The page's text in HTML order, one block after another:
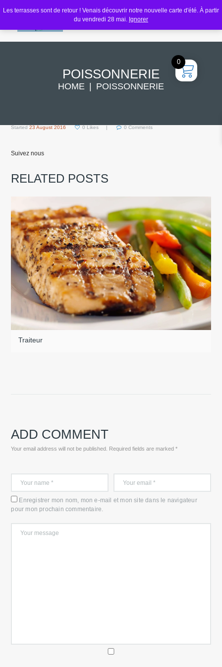
Les terrasses sont de retour ! Venais découvrir notre nouvelle carte d'été. À partir
du vendredi 28 mai. Ignorer
POISSONNERIE
HOME POISSONNERIE
Started23 August 2016 0 Likes 0 Comments
Suivez nous
RELATED POSTS
Traiteur
ADD COMMENT
Your email address will not be published. Required fields are marked *
Enregistrer mon nom, mon e-mail et mon site dans le navigateur
pour mon prochain commentaire.
0